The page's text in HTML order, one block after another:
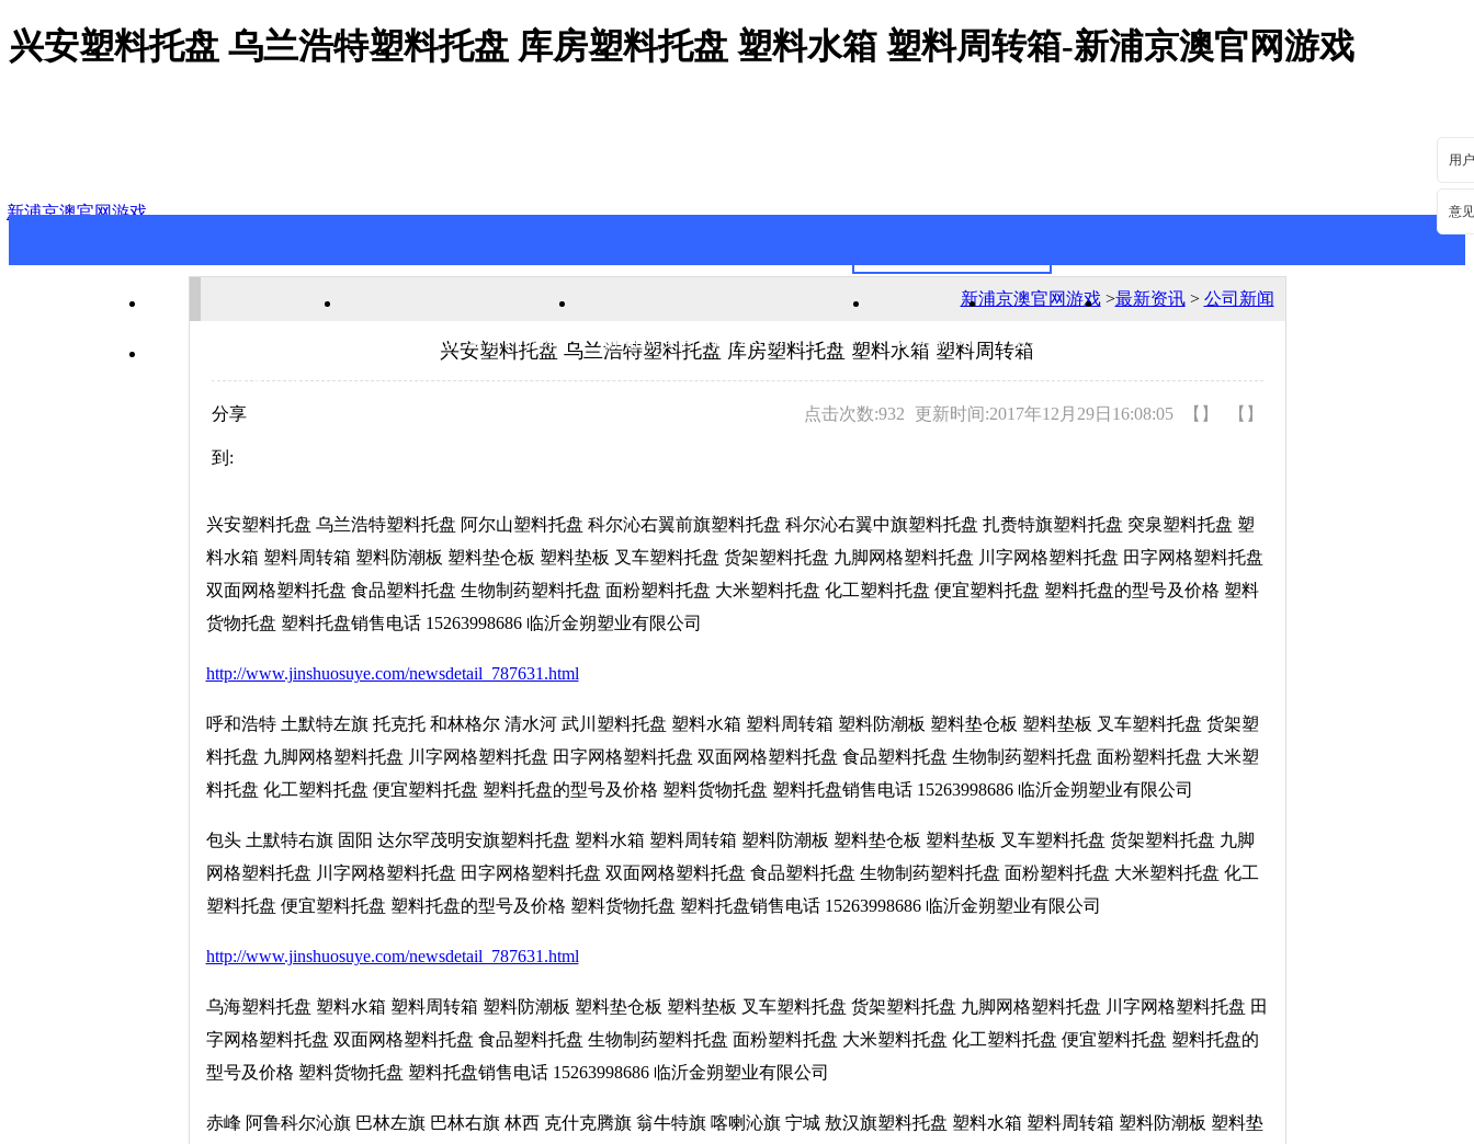
兴安塑料托盘 乌兰浩特塑料托盘 库房塑料托盘 塑料水箱 塑料周转箱-新浦京澳官网游戏
用
意
新浦京澳官网游戏
关于新浦京澳官网游戏 新浦京澳官网游戏的产品中心 公司新闻 最新资讯
新浦京澳官网游戏>最新资讯> 公司新闻
兴安塑料托盘 乌兰浩特塑料托盘 库房塑料托盘 塑料水箱 塑料周转箱
分享
到:
点击次数:932 更新时间:2017年12月29日16:08:05 【】 【】
兴安塑料托盘 乌兰浩特塑料托盘 阿尔山塑料托盘 科尔沁右翼前旗塑料托盘 科尔沁右翼中旗塑料托盘 扎赉特旗塑料托盘 突泉塑料托盘 塑
料水箱 塑料周转箱 塑料防潮板 塑料垫仓板 塑料垫板 叉车塑料托盘 货架塑料托盘 九脚网格塑料托盘 川字网格塑料托盘 田字网格塑料托盘
双面网格塑料托盘 食品塑料托盘 生物制药塑料托盘 面粉塑料托盘 大米塑料托盘 化工塑料托盘 便宜塑料托盘 塑料托盘的型号及价格 塑料
货物托盘 塑料托盘销售电话 15263998686 临沂金朔塑业有限公司
http://www.jinshuosuye.com/newsdetail_787631.html
呼和浩特 土默特左旗 托克托 和林格尔 清水河 武川塑料托盘 塑料水箱 塑料周转箱 塑料防潮板 塑料垫仓板 塑料垫板 叉车塑料托盘 货架塑
料托盘 九脚网格塑料托盘 川字网格塑料托盘 田字网格塑料托盘 双面网格塑料托盘 食品塑料托盘 生物制药塑料托盘 面粉塑料托盘 大米塑
料托盘 化工塑料托盘 便宜塑料托盘 塑料托盘的型号及价格 塑料货物托盘 塑料托盘销售电话 15263998686 临沂金朔塑业有限公司
包头 土默特右旗 固阳 达尔罕茂明安旗塑料托盘 塑料水箱 塑料周转箱 塑料防潮板 塑料垫仓板 塑料垫板 叉车塑料托盘 货架塑料托盘 九脚
网格塑料托盘 川字网格塑料托盘 田字网格塑料托盘 双面网格塑料托盘 食品塑料托盘 生物制药塑料托盘 面粉塑料托盘 大米塑料托盘 化工
塑料托盘 便宜塑料托盘 塑料托盘的型号及价格 塑料货物托盘 塑料托盘销售电话 15263998686 临沂金朔塑业有限公司
http://www.jinshuosuye.com/newsdetail_787631.html
乌海塑料托盘 塑料水箱 塑料周转箱 塑料防潮板 塑料垫仓板 塑料垫板 叉车塑料托盘 货架塑料托盘 九脚网格塑料托盘 川字网格塑料托盘 田
字网格塑料托盘 双面网格塑料托盘 食品塑料托盘 生物制药塑料托盘 面粉塑料托盘 大米塑料托盘 化工塑料托盘 便宜塑料托盘 塑料托盘的
型号及价格 塑料货物托盘 塑料托盘销售电话 15263998686 临沂金朔塑业有限公司
赤峰 阿鲁科尔沁旗 巴林左旗 巴林右旗 林西 克什克腾旗 翁牛特旗 喀喇沁旗 宁城 敖汉旗塑料托盘 塑料水箱 塑料周转箱 塑料防潮板 塑料垫